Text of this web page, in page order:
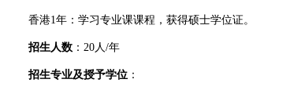
香港1年：学习专业课课程，获得硕士学位证。
招生人数 ：20人/年
招生专业及授予学位 ：